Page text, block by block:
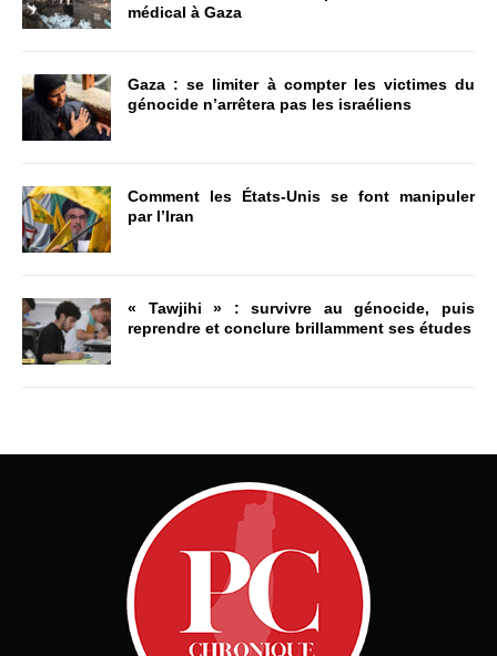
médical à Gaza
Gaza : se limiter à compter les victimes du
génocide n’arrêtera pas les israéliens
Comment les États-Unis se font manipuler
par l’Iran
« Tawjihi » : survivre au génocide, puis
reprendre et conclure brillamment ses études